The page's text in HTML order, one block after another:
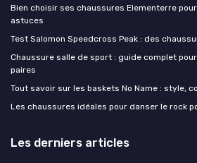
Bien choisir ses chaussures Elementerre
astuces
Test Salomon Speedcross Peak : des
Chaussure salle de sport : guide complet
paires
Tout savoir sur les baskets No Name : style,
Les chaussures idéales pour danser le rock
Les derniers articles